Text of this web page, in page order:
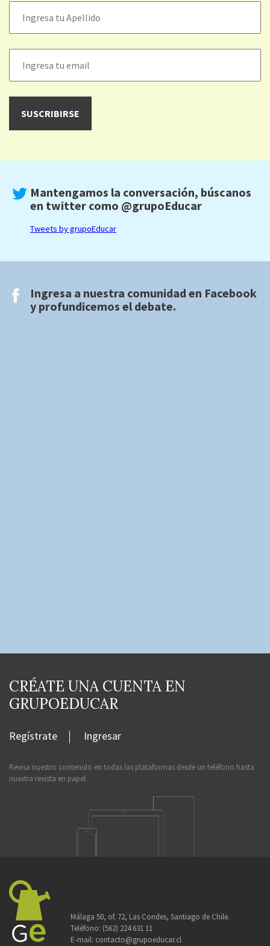
Mantengamos la conversación, búscanos
en twitter como @grupoEducar
Tweets by grupoEducar
Ingresa a nuestra comunidad en Facebook
y profundicemos el debate.
CRÉATE UNA CUENTA EN
GRUPOEDUCAR
Regístrate Ingresar
Revisa nuestro contenido en todas las plataformas desde un teléfono hasta
nuestra revista en papel.
Málaga 50, of. 72, Las Condes, Santiago de Chile.
Teléfono: (562) 224 631 11
E-mail: contacto@grupoeducar.cl